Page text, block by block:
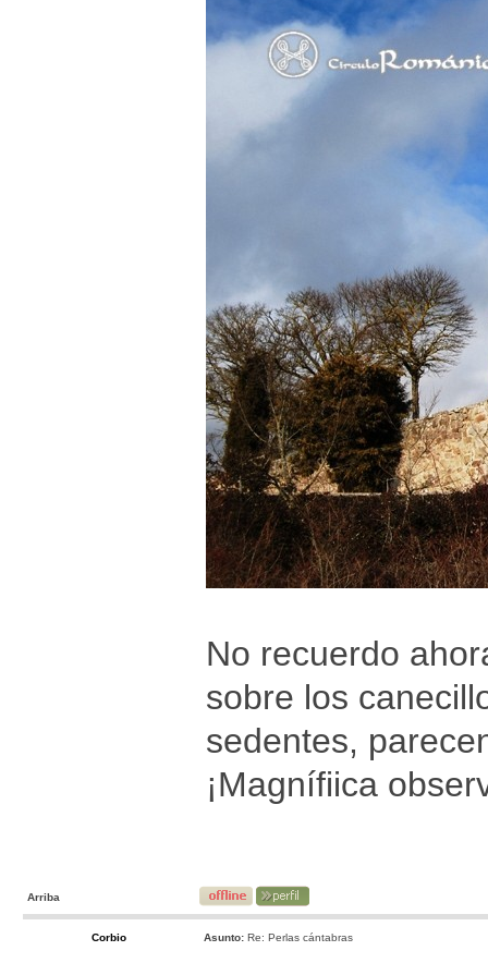
No recuerdo
sobre los
sedentes,
¡Magnífiica
Arriba
Corbio Asunto: Re: Perlas cántabras